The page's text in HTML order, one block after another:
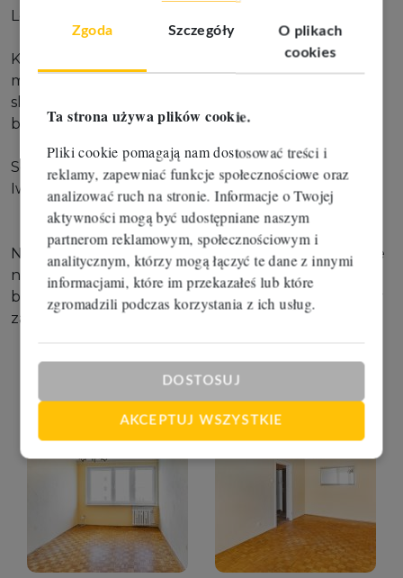
Zgoda Szczegóły
O plikach
cookies
Ta strona używa plików cookie.
Pliki cookie pomagają nam dostosować treści i
reklamy, zapewniać funkcje społecznościowe oraz
analizować ruch na stronie. Informacje o Twojej
aktywności mogą być udostępniane naszym
partnerom reklamowym, społecznościowym i
analitycznym, którzy mogą łączyć te dane z innymi
informacjami, które im przekazałeś lub które
zgromadzili podczas korzystania z ich usług.
DOSTOSUJ
AKCEPTUJ WSZYSTKIE
Lokalizacja:
Komfort życia zapewni rozwinięta infrastruktura
miejska oraz pobliskie przystanki autobusowe,
sklepy, rynek, szkoły, przedszkole, przychodnie,
banki.
Serdecznie zapraszam do kontaktu:
Iwona Leśniewska 782-605-000
Naszym klientom oferujemy profesjonalne wsparcie
na każdym etapie transakcji, oferujemy również
bezpłatne doradztwo w zakresie kredytowania przy
zakupie nieruchomości.